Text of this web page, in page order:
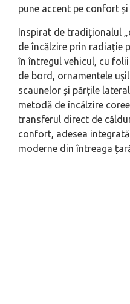
pune accent pe confort și
Inspirat de tradiționalul
de încălzire prin radiație
în întregul vehicul, cu
de bord, ornamentele
scaunelor și părțile
metodă de încălzire
transferul direct de
confort, adesea
moderne din întreaga